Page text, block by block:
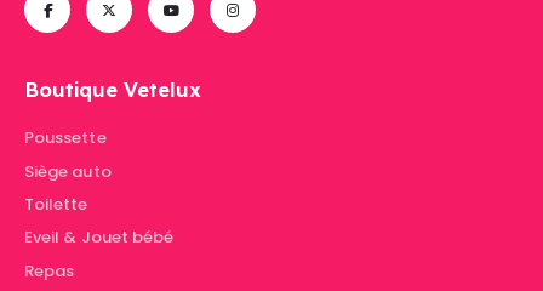
Boutique Vetelux
Poussette
Siège auto
Toilette
Eveil & Jouet bébé
Repas